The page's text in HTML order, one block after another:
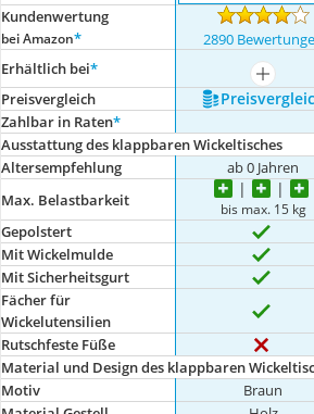
Kundenwertung
bei Amazon* 2890
Erhältlich bei*
mehr
Preis­vergleich
Zahlbar in Raten*
Ausstattung des klappbaren Wickeltisches
Altersempfehlung
ab 0 Jahren
Max. Belastbarkeit
bis max. 15 kg
Gepolstert
Mit Wickelmulde
Mit Sicherheitsgurt
Fächer für
Wickelutensilien
Rutschfeste Füße
Material und Design des klappbaren
Motiv
Braun